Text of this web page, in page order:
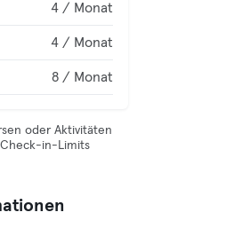
4 / Monat
4 / Monat
8 / Monat
oder Aktivitäten
in-Limits